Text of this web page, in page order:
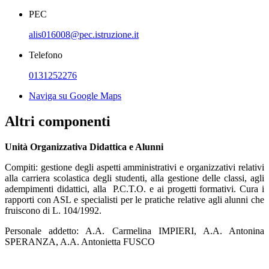
PEC
alis016008@pec.istruzione.it
Telefono
0131252276
Naviga su Google Maps
Altri componenti
Unità Organizzativa Didattica e Alunni
Compiti: gestione degli aspetti amministrativi e organizzativi relativi
alla carriera scolastica degli studenti, alla gestione delle classi, agli
adempimenti didattici, alla
P.C.T.O. e ai progetti formativi. Cura i
rapporti con ASL e specialisti per le pratiche relative agli alunni che
fruiscono di L. 104/1992.
Personale addetto: A.A. Carmelina IMPIERI, A.A. Antonina
SPERANZA, A.A. Antonietta FUSCO